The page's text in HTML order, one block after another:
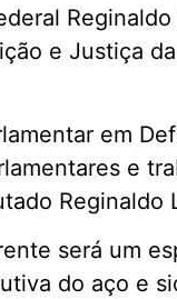
e Justiça
em
e
Reginaldo
será um
do aço e